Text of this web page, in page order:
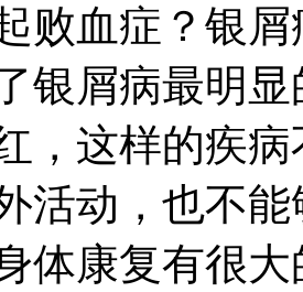
败血症？银
银屑病最明
，这样的疾
活动，也不
体康复有很